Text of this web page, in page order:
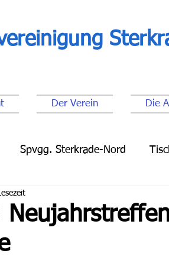
Der Verein Die
Spvgg. Sterkrade-Nord
Leichtathletik